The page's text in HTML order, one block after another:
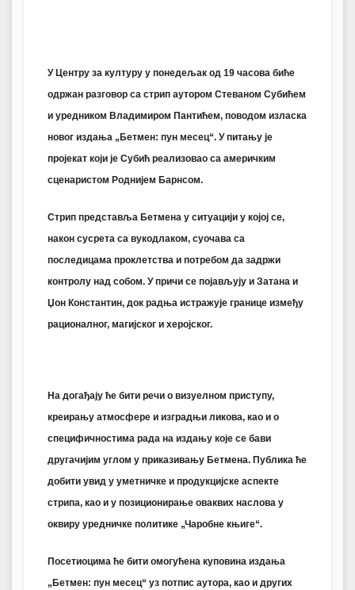
У Центру за културу у понедељак од 19 часова биће
одржан разговор са стрип аутором Стеваном Субићем
и уредником Владимиром Пантићем, поводом изласка
новог издања „Бетмен: пун месец“. У питању је
пројекат који је Субић реализовао са америчким
сценаристом Роднијем Барнсом.
Стрип представља Бетмена у ситуацији у којој се,
након сусрета са вукодлаком, суочава са
последицама проклетства и потребом да задржи
контролу над собом. У причи се појављују и Затана и
Џон Константин, док радња истражује границе између
рационалног, магијског и херојског.
На догађају ће бити речи о визуелном приступу,
креирању атмосфере и изградњи ликова, као и о
специфичностима рада на издању које се бави
другачијим углом у приказивању Бетмена. Публика ће
добити увид у уметничке и продукцијске аспекте
стрипа, као и у позиционирање оваквих наслова у
оквиру уредничке политике „Чаробне књиге“.
Посетиоцима ће бити омогућена куповина издања
„Бетмен: пун месец“ уз потпис аутора, као и других